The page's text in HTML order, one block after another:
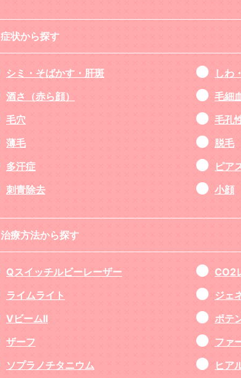
症状から探す
シミ・そばかす・肝斑 しわ
酒さ（赤ら顔）
毛細
毛穴
毛孔
薄毛
脱毛
多汗症
ピア
刺青除去
小顔
治療方法から探す
Qスイッチルビーレーザー CO2
ライムライト
ジェ
VビームII
ポテ
ザーフ
ファ
ソプラノチタニウム
ヒア